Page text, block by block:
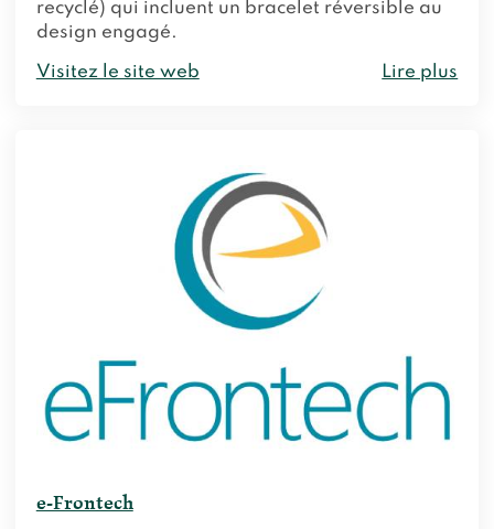
recyclé) qui incluent un bracelet réversible au
design engagé.
Visitez le site web Lire plus
e-Frontech